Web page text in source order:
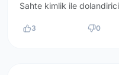
Sahte kimlik ile
3 0